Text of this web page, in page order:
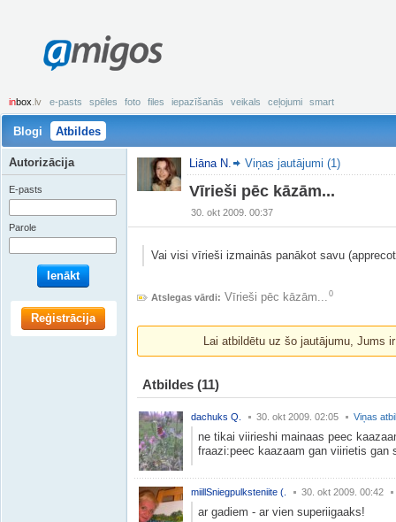
amigos
inbox .lv e-pasts spēles foto files iepazīšanās veikals ceļojumi smart
Blogi Atbildes
Liāna N. Viņas jautājumi (1)
Vīrieši pēc kāzām...
30. okt 2009. 00:37
Vai visi vīrieši izmainās panākot savu
Atslegas vārdi: Vīrieši pēc kāzām... 0
Lai atbildētu uz šo jautājumu, Jums
Atbildes (11)
dachuks Q. 30. okt 2009. 02:05 Viņas
ne tikai viirieshi mainaas peec
fraazi:peec kaazaam gan viirietis gan
miillSniegpulksteniite (. 30. okt 2009. 00:42
ar gadiem - ar vien superiigaaks!
Autorizācija
E-pasts
Parole
Ienākt
Reģistrācija